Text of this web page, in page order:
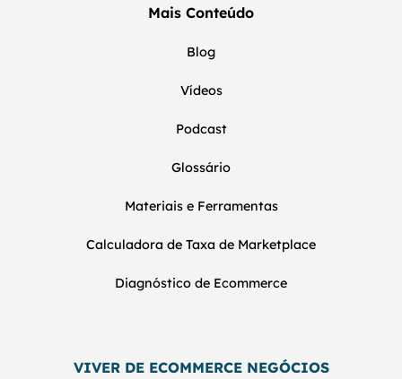
Mais Conteúdo
Blog
Vídeos
Podcast
Glossário
Materiais e Ferramentas
Calculadora de Taxa de Marketplace
Diagnóstico de Ecommerce
VIVER DE ECOMMERCE NEGÓCIOS